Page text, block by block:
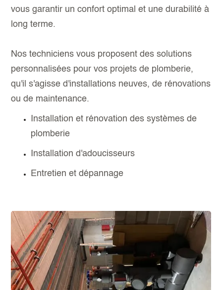
vous garantir un confort optimal et une durabilité à
long terme.
Nos techniciens vous proposent des solutions
personnalisées pour vos projets de plomberie,
qu'il s'agisse d'installations neuves, de rénovations
ou de maintenance.
Installation et rénovation des systèmes de
plomberie
Installation d'adoucisseurs
Entretien et dépannage